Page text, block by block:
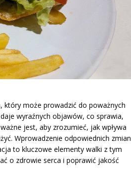
który może prowadzić do poważnych
wyraźnych objawów, co sprawia,
jest, aby zrozumieć, jak wpływa
Wprowadzenie odpowiednich zmian
to kluczowe elementy walki z tym
o zdrowie serca i poprawić jakość